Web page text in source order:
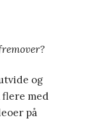
og
flere med
på